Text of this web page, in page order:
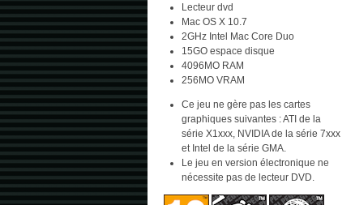
Lecteur dvd
Mac OS X 10.7
2GHz Intel Mac Core Duo
15GO espace disque
4096MO RAM
256MO VRAM
Ce jeu ne gère pas les cartes
graphiques suivantes : ATI de la
série X1xxx, NVIDIA de la série 7xxx
et Intel de la série GMA.
Le jeu en version électronique ne
nécessite pas de lecteur DVD.